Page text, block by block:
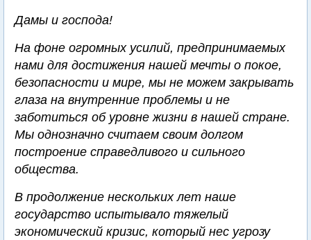
Дамы и господа!
На фоне огромных усилий, предпринимаемых
нами для достижения нашей мечты о покое,
безопасности и мире, мы не можем закрывать
глаза на внутренние проблемы и не
заботиться об уровне жизни в нашей стране.
Мы однозначно считаем своим долгом
построение справедливого и сильного
общества.
В продолжение нескольких лет наше
государство испытывало тяжелый
экономический кризис, который нес угрозу